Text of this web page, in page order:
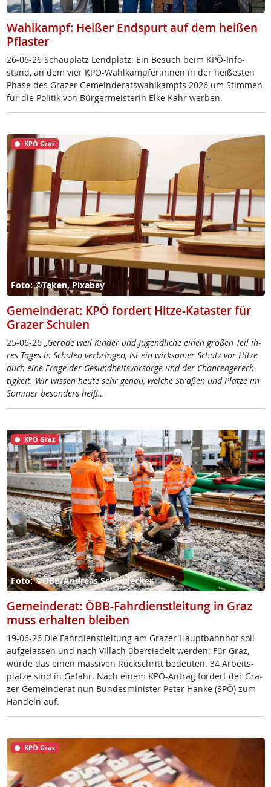
Wahlkampf: Heißer Endspurt auf dem heißen
Pflaster
26-06-26 Schau­platz Lend­platz: Ein Be­such beim KPÖ-In­fo­
stand, an dem vier KPÖ-Wahl­kämp­fer:in­nen in der hei­ßes­ten
Pha­se des Gra­zer Ge­mein­de­rats­wahl­kampfs 2026 um Stim­men
für die Po­li­tik von Bür­ger­meis­te­rin El­ke Kahr wer­ben.
KPÖ Graz
Foto: ©Taken, Pixabay
Gemeinderat: KPÖ fordert Hitze-Kataster für
Grazer Schulen
25-06-26 „Ge­ra­de weil Kin­der und Ju­gend­li­che ei­nen gro­ßen Teil ih­
res Ta­ges in Schu­len ver­brin­gen, ist ein wirk­sa­mer Schutz vor Hit­ze
auch ei­ne Fra­ge der Ge­sund­heits­vor­sor­ge und der Chan­cen­ge­rech­
tig­keit. Wir wis­sen heu­te sehr ge­nau, wel­che Stra­ßen und Plät­ze im
Som­mer be­son­ders heiß…
KPÖ Graz
Foto: ©ÖBB/Andreas Scheiblecker
Gemeinderat: ÖBB-Fahrdienstleitung in Graz
muss erhalten bleiben
19-06-26 Die Fahr­di­enst­lei­tung am Gra­zer Haupt­bahn­hof soll
auf­ge­las­sen und nach Vil­lach über­sie­delt wer­den: Für Graz,
wür­de das ei­nen mas­si­ven Rück­schritt be­deu­ten. 34 Ar­beits­
plät­ze sind in Ge­fahr. Nach ei­nem KPÖ-An­trag for­dert der Gra­
zer Ge­mein­de­rat nun Bun­des­mi­nis­ter Pe­ter Han­ke (SPÖ) zum
Han­deln auf.
KPÖ Graz